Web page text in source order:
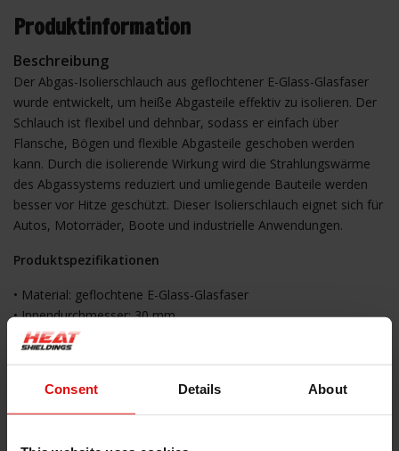
Consent Details About
Produktinformation
Beschreibung
Der Abgas-Isolierschlauch aus geflochtener E-Glass-Glasfaser
wurde entwickelt, um heiße Abgasteile effektiv zu isolieren. Der
Schlauch ist flexibel und dehnbar, sodass er einfach über
Flansche, Bögen und flexible Abgasteile geschoben werden
kann. Durch die isolierende Wirkung wird die Strahlungswärme
des Abgassystems reduziert und umliegende Bauteile werden
besser vor Hitze geschützt. Dieser Isolierschlauch eignet sich für
Autos, Motorräder, Boote und industrielle Anwendungen.
Produktspezifikationen
• Material: geflochtene E-Glass-Glasfaser
• Innendurchmesser: 30 mm
• Maximale Durchmesserdehnung: bis 45 mm
• Länge: 2 Meter
• Farbe: Weiß
• Gewicht: ca. 600 g